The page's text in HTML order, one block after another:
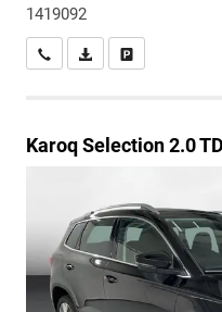
1419092
Wir rufen Sie an
PDF-Datei,
KaroqSelection 2.0